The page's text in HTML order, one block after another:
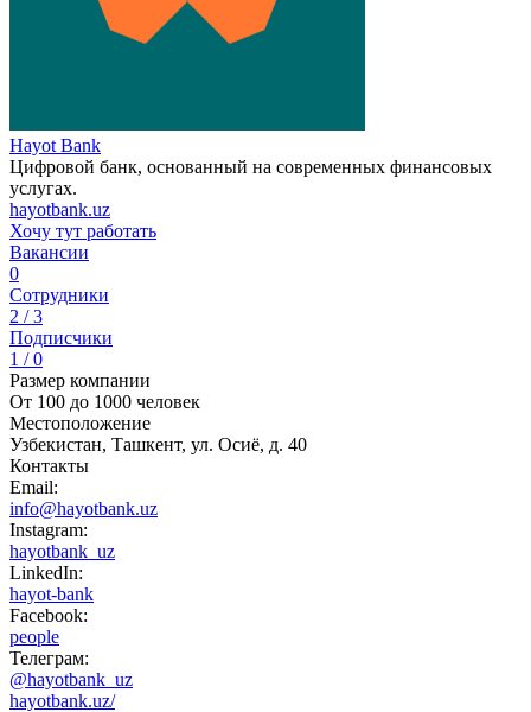
Hayot Bank
Цифровой банк, основанный на современных финансовых
услугах.
hayotbank.uz
Хочу тут работать
Вакансии
0
Сотрудники
2 / 3
Подписчики
1 / 0
Размер компании
От 100 до 1000 человек
Местоположение
Узбекистан, Ташкент, ул. Осиё, д. 40
Контакты
Email:
info@hayotbank.uz
Instagram:
hayotbank_uz
LinkedIn:
hayot-bank
Facebook:
people
Телеграм:
@hayotbank_uz
hayotbank.uz/